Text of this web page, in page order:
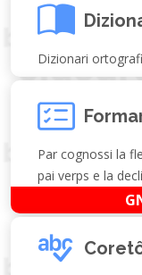
Dizionari
Par cognossi la
pai verps e la